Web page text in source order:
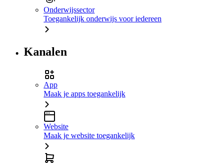
Onderwijssector
Toegankelijk onderwijs voor iedereen
Kanalen
App
Maak je apps toegankelijk
Website
Maak je website toegankelijk